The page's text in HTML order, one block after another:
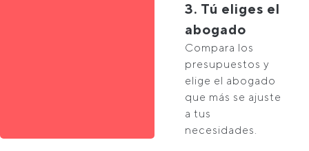
3. Tú eliges el
abogado
Compara los
presupuestos y
elige el abogado
que más se ajuste
a tus
necesidades.